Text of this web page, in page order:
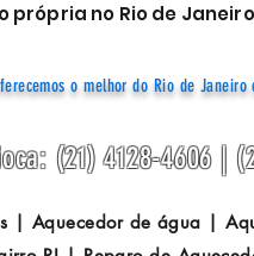
própria no Rio de
o melhor do Rio de
(21) 4128-4606 |
| Aquecedor de água |